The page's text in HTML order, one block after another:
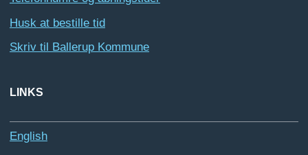
Husk at bestille tid
Skriv til Ballerup Kommune
LINKS
English